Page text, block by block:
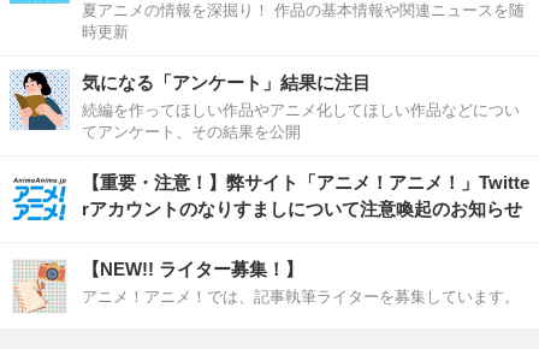
夏アニメの情報を深掘り！ 作品の基本情報や関連ニュースを随
時更新
気になる「アンケート」結果に注目
続編を作ってほしい作品やアニメ化してほしい作品などについ
てアンケート、その結果を公開
【重要・注意！】弊サイト「アニメ！アニメ！」Twitte
rアカウントのなりすましについて注意喚起のお知らせ
【NEW!! ライター募集！】
アニメ！アニメ！では、記事執筆ライターを募集しています。